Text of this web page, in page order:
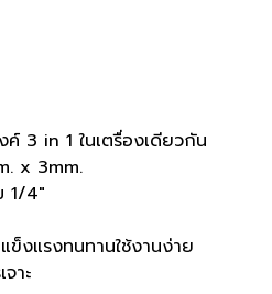
ค์ 3 in 1 ในเตรื่องเดียวกัน
x 3mm.
1/4″
ข็งแรงทนทานใช้งานง่าย
าะ